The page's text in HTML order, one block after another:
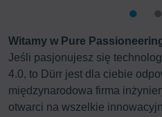
Witamy w Pure
Jeśli pasjonujesz się
4.0, to Dürr jest dla ciebie
międzynarodowa firma
otwarci na wszelkie